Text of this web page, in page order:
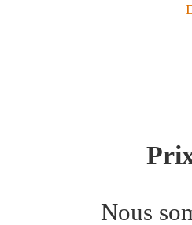
Nous